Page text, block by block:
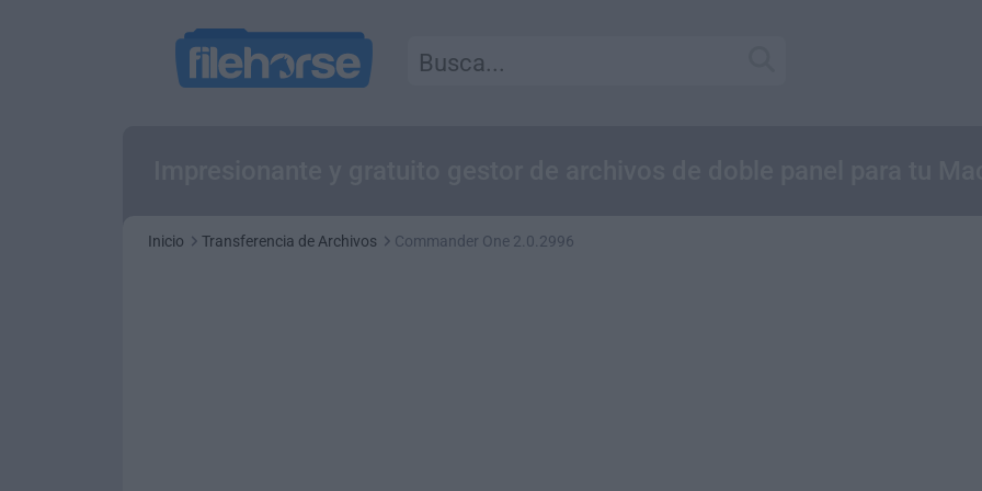
Inicio Transferencia de Archivos Commander One 2.0.2996